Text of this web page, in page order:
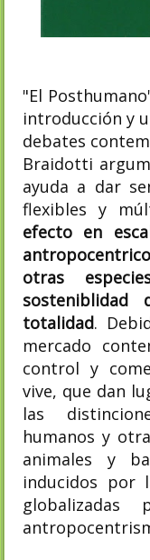
"El
introducción y
debates
Braidotti
ayuda a dar
flexibles y
efecto en
otras
totalidad.
mercado
control y
vive, que dan
las
humanos y
animales y
inducidos por